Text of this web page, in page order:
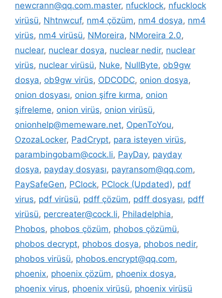
newcrann@qq.com.master, nfucklock, nfucklock
virüsü, Nhtnwcuf, nm4 çözüm, nm4 dosya, nm4
virüs, nm4 virüsü, NMoreira, NMoreira 2.0,
nuclear, nuclear dosya, nuclear nedir, nuclear
virüs, nuclear virüsü, Nuke, NullByte, ob9gw
dosya, ob9gw virüs, ODCODC, onion dosya,
onion dosyası, onion şifre kırma, onion
şifreleme, onion virüs, onion virüsü,
onionhelp@memeware.net, OpenToYou,
OzozaLocker, PadCrypt, para isteyen virüs,
parambingobam@cock.li, PayDay, payday
dosya, payday dosyası, payransom@qq.com,
PaySafeGen, PClock, PClock (Updated), pdf
virus, pdf virüsü, pdff çözüm, pdff dosyası, pdff
virüsü, percreater@cock.li, Philadelphia,
Phobos, phobos çözüm, phobos çözümü,
phobos decrypt, phobos dosya, phobos nedir,
phobos virüsü, phobos.encrypt@qq.com,
phoenix, phoenix çözüm, phoenix dosya,
phoenix virus, phoenix virüsü, phoenix virüsü